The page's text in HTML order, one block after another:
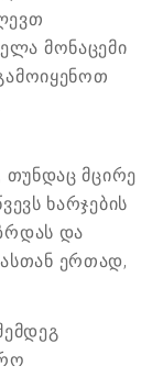
მონაცემი
თუნდაც მცირე
ხარჯების
და
ერთად,